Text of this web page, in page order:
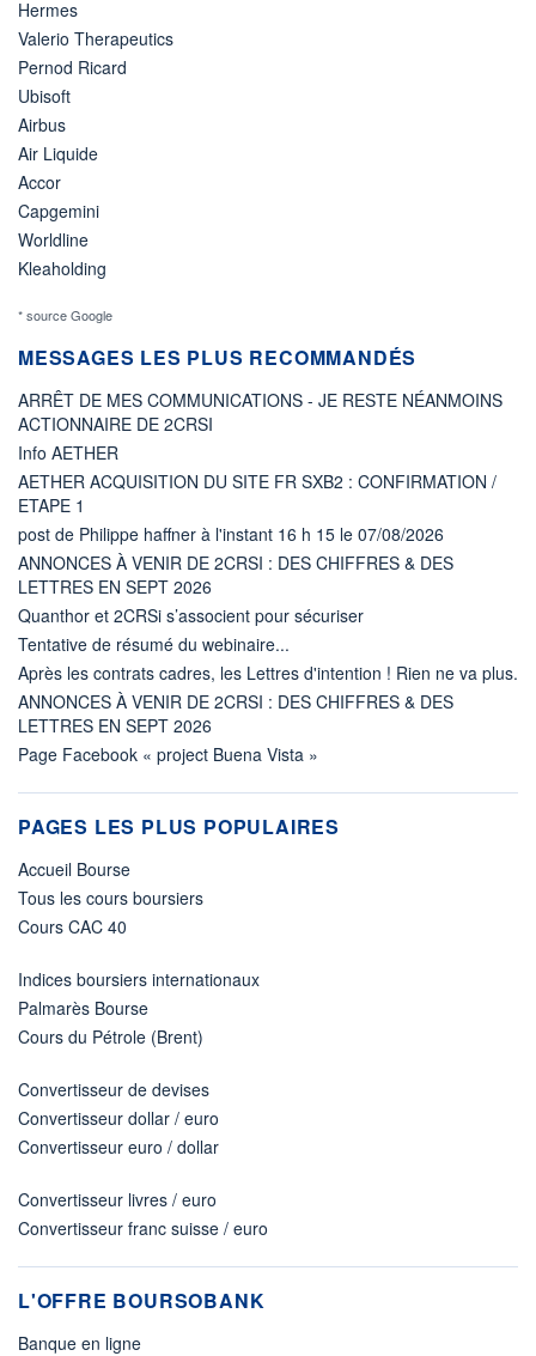
Hermes
Valerio Therapeutics
Pernod Ricard
Ubisoft
Airbus
Air Liquide
Accor
Capgemini
Worldline
Kleaholding
* source Google
MESSAGES LES PLUS RECOMMANDÉS
ARRÊT DE MES COMMUNICATIONS - JE RESTE NÉANMOINS
ACTIONNAIRE DE 2CRSI
Info AETHER
AETHER ACQUISITION DU SITE FR SXB2 : CONFIRMATION /
ETAPE 1
post de Philippe haffner à l'instant 16 h 15 le 07/08/2026
ANNONCES À VENIR DE 2CRSI : DES CHIFFRES & DES
LETTRES EN SEPT 2026
Quanthor et 2CRSi s’associent pour sécuriser
Tentative de résumé du webinaire...
Après les contrats cadres, les Lettres d'intention ! Rien ne va plus.
ANNONCES À VENIR DE 2CRSI : DES CHIFFRES & DES
LETTRES EN SEPT 2026
Page Facebook « project Buena Vista »
PAGES LES PLUS POPULAIRES
Accueil Bourse
Tous les cours boursiers
Cours CAC 40
Indices boursiers internationaux
Palmarès Bourse
Cours du Pétrole (Brent)
Convertisseur de devises
Convertisseur dollar / euro
Convertisseur euro / dollar
Convertisseur livres / euro
Convertisseur franc suisse / euro
L'OFFRE BOURSOBANK
Banque en ligne